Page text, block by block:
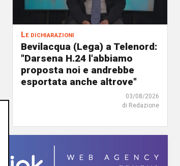
Le dichiarazioni
Bevilacqua (Lega) a Telenord:
"Darsena H.24 l'abbiamo
proposta noi e andrebbe
esportata anche altrove"
03/08/2026
di Redazione